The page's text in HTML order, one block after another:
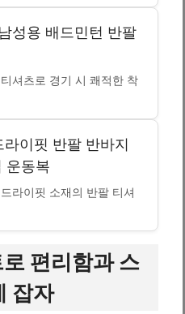
성용 배드민턴 반팔
셔츠로 경기 시 쾌적한 착
이핏 반팔 반바지
운동복
라이핏 소재의 반팔 티셔
편리함과 스
잡자